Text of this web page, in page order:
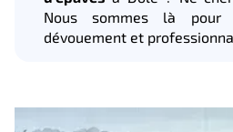
Nous sommes là pour
dévouement et